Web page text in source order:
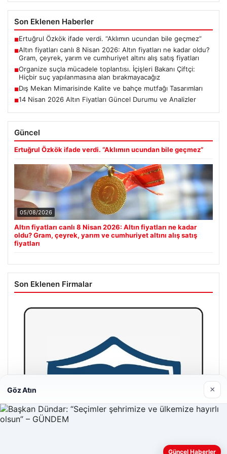
Son Eklenen Haberler
■Ertuğrul Özkök ifade verdi. “Aklımın ucundan bile geçmez”
■Altın fiyatları canlı 8 Nisan 2026: Altın fiyatları ne kadar oldu?
Gram, çeyrek, yarım ve cumhuriyet altını alış satış fiyatları
■Organize suçla mücadele toplantısı. İçişleri Bakanı Çiftçi:
Hiçbir suç yapılanmasına alan bırakmayacağız
■Dış Mekan Mimarisinde Kalite ve bahçe mutfağı Tasarımları
■14 Nisan 2026 Altın Fiyatları Güncel Durumu ve Analizler
Güncel
Ertuğrul Özkök ifade verdi. “Aklımın ucundan bile geçmez”
05/08/2026
Altın fiyatları canlı 8 Nisan 2026: Altın fiyatları ne kadar
oldu? Gram, çeyrek, yarım ve cumhuriyet altını alış satış
fiyatları
Son Eklenen Firmalar
Göz Atın ×
Güncel Haberler